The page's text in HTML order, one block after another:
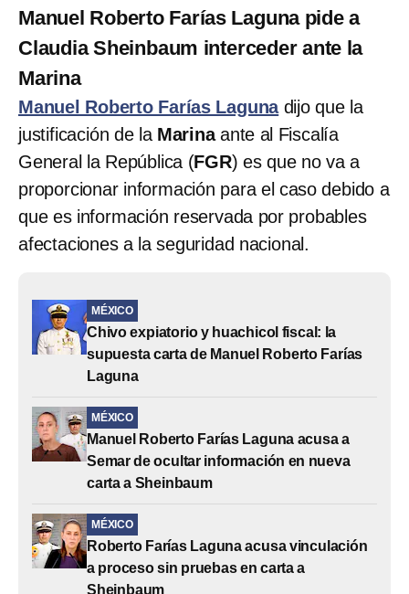
Manuel Roberto Farías Laguna pide a
Claudia Sheinbaum interceder ante la
Marina
Manuel Roberto Farías Laguna dijo que la
justificación de la Marinaante al Fiscalía
General la República (FGR) es que no va a
proporcionar información para el caso debido a
que es información reservada por probables
afectaciones a la seguridad nacional.
MÉXICO
Chivo expiatorio y huachicol fiscal: la
supuesta carta de Manuel Roberto Farías
Laguna
MÉXICO
Manuel Roberto Farías Laguna acusa a
Semar de ocultar información en nueva
carta a Sheinbaum
MÉXICO
Roberto Farías Laguna acusa vinculación
a proceso sin pruebas en carta a
Sheinbaum